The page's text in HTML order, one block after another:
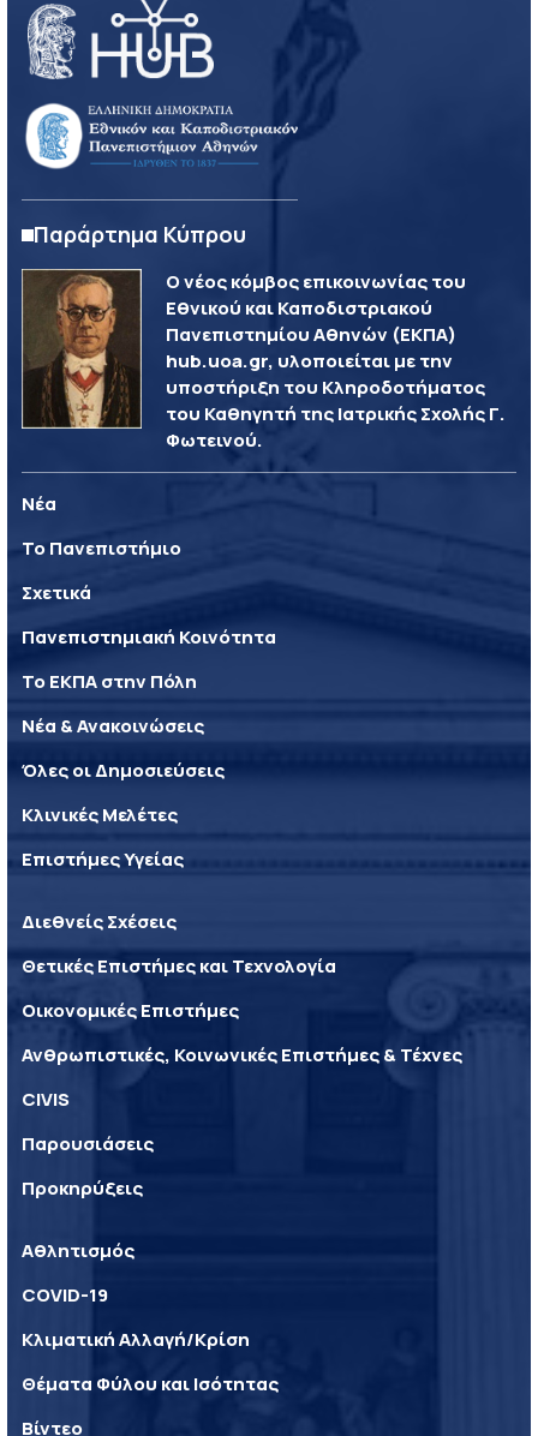
Παράρτημα Κύπρου
Ο νέος κόμβος επικοινωνίας του
Εθνικού και Καποδιστριακού
Πανεπιστημίου Αθηνών (ΕΚΠΑ)
hub.uoa.gr, υλοποιείται με την
υποστήριξη του Κληροδοτήματος
του Καθηγητή της Ιατρικής Σχολής Γ.
Φωτεινού.
Νέα
Το Πανεπιστήμιο
Σχετικά
Πανεπιστημιακή Κοινότητα
Το ΕΚΠΑ στην Πόλη
Νέα & Ανακοινώσεις
Όλες οι Δημοσιεύσεις
Κλινικές Μελέτες
Επιστήμες Υγείας
Διεθνείς Σχέσεις
Θετικές Επιστήμες και Τεχνολογία
Οικονομικές Επιστήμες
Ανθρωπιστικές, Κοινωνικές Επιστήμες & Τέχνες
CIVIS
Παρουσιάσεις
Προκηρύξεις
Αθλητισμός
COVID-19
Κλιματική Αλλαγή/Κρίση
Θέματα Φύλου και Ισότητας
Βίντεο